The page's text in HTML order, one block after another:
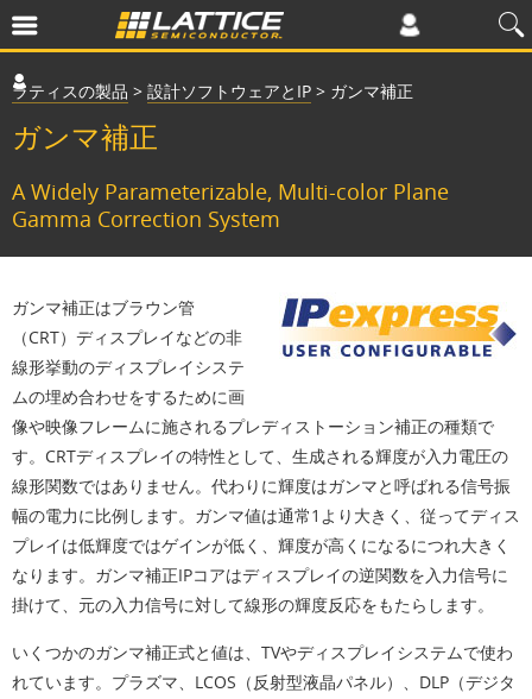
ラティスの製品 > 設計ソフトウェアとIP > ガンマ補正
ガンマ補正
A Widely Parameterizable, Multi-color Plane
Gamma Correction System
ガンマ補正はブラウン管
（CRT）ディスプレイなどの非
線形挙動のディスプレイシステ
ムの埋め合わせをするために画
像や映像フレームに施されるプレディストーション補正の種類で
す。CRTディスプレイの特性として、生成される輝度が入力電圧の
線形関数ではありません。代わりに輝度はガンマと呼ばれる信号振
幅の電力に比例します。ガンマ値は通常1より大きく、従ってディス
プレイは低輝度ではゲインが低く、輝度が高くになるにつれ大きく
なります。ガンマ補正IPコアはディスプレイの逆関数を入力信号に
掛けて、元の入力信号に対して線形の輝度反応をもたらします。
いくつかのガンマ補正式と値は、TVやディスプレイシステムで使わ
れています。プラズマ、LCOS（反射型液晶パネル）、DLP（デジタ